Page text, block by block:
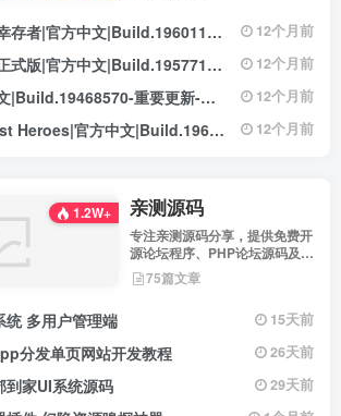
|官方中文|Build.19601158|解压即撸| 12个月前
方中文|Build.19577129+全DLC|解压即撸| 12个月前
重要更新-沙盒|解压即撸| 12个月前
官方中文|Build.19609351+全DLC|解压即撸| 12个月前
1.2W+ 亲测源码
专注亲测源码分享，提供免费开
源论坛程序、PHP论坛源码及论
坛搭建解决方案，所有源码均经
实际测试可用，助力快速搭建稳
75篇文章
统 多用户管理端 15天前
分发单页网站开发教程 26天前
到家UI系统源码 29天前